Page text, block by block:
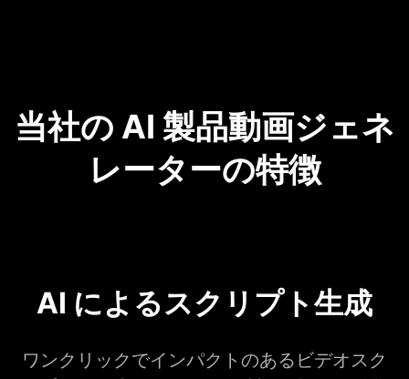
当社の AI 製品動画ジェネ
レーターの特徴
AI によるスクリプト生成
ワンクリックでインパクトのあるビデオスク